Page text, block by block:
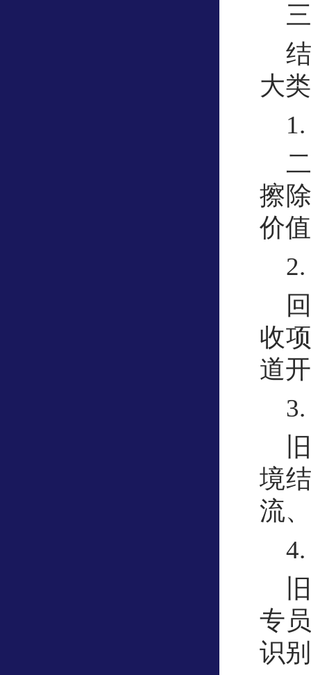
大
擦
价
收
道
境
流
专
识